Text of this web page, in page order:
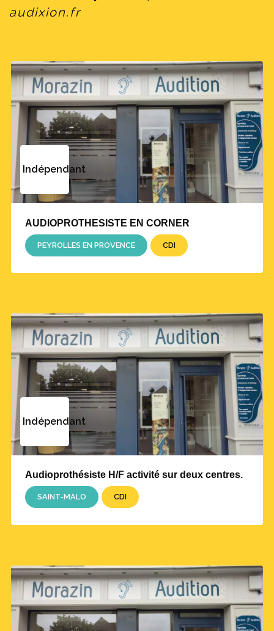
audixion.fr
Indépendant
AUDIOPROTHESISTE EN CORNER
PEYROLLES EN PROVENCE CDI
Indépendant
Audioprothésiste H/F activité sur deux centres.
SAINT-MALO CDI